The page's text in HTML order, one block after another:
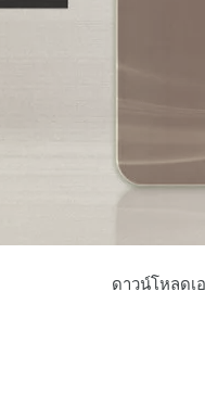
ดาวน์โหลดเ